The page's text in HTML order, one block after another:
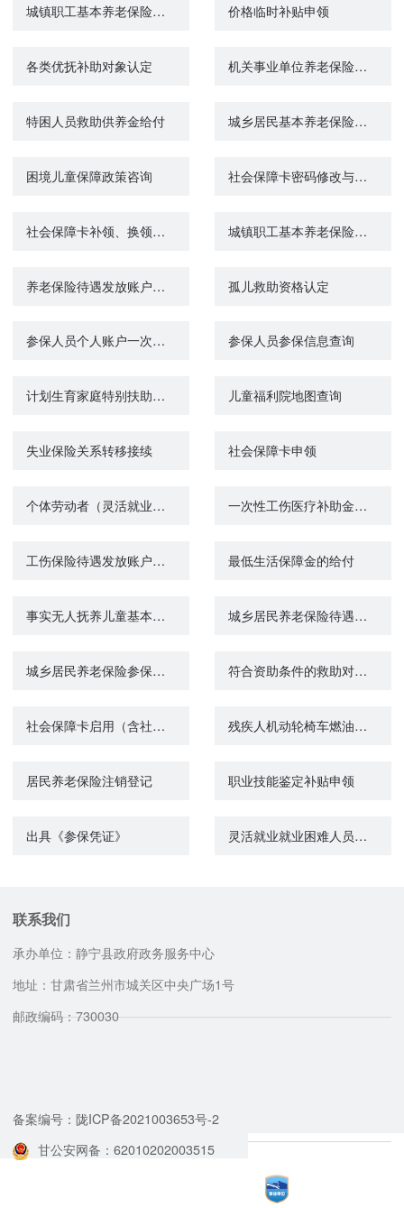
城镇职工基本养老保险与城乡居民基本养老保险制度衔接申请 价格临时补贴申领
各类优抚补助对象认定 机关事业单位养老保险关系转移接续申请
特困人员救助供养金给付 城乡居民基本养老保险关系转移接续申请
困境儿童保障政策咨询 社会保障卡密码修改与重置
社会保障卡补领、换领、换发 城镇职工基本养老保险关系转移接续申请
养老保险待遇发放账户维护申请（城镇企业职工基本养老保险） 孤儿救助资格认定
参保人员个人账户一次性支取 参保人员参保信息查询
计划生育家庭特别扶助金核发 儿童福利院地图查询
失业保险关系转移接续 社会保障卡申领
个体劳动者（灵活就业人员）参保登记 一次性工伤医疗补助金申请
工伤保险待遇发放账户维护申请 最低生活保障金的给付
事实无人抚养儿童基本生活补贴的给付 城乡居民养老保险待遇申领
城乡居民养老保险参保登记 符合资助条件的救助对象参加城乡居民基本医疗保险个人缴费补贴
社会保障卡启用（含社会保障卡银行账户激活） 残疾人机动轮椅车燃油补贴发放
居民养老保险注销登记 职业技能鉴定补贴申领
出具《参保凭证》 灵活就业就业困难人员社会保险补贴
联系我们
承办单位：静宁县政府政务服务中心
地址：甘肃省兰州市城关区中央广场1号
邮政编码：730030
备案编号：陇ICP备2021003653号-2
甘公安网备：62010202003515